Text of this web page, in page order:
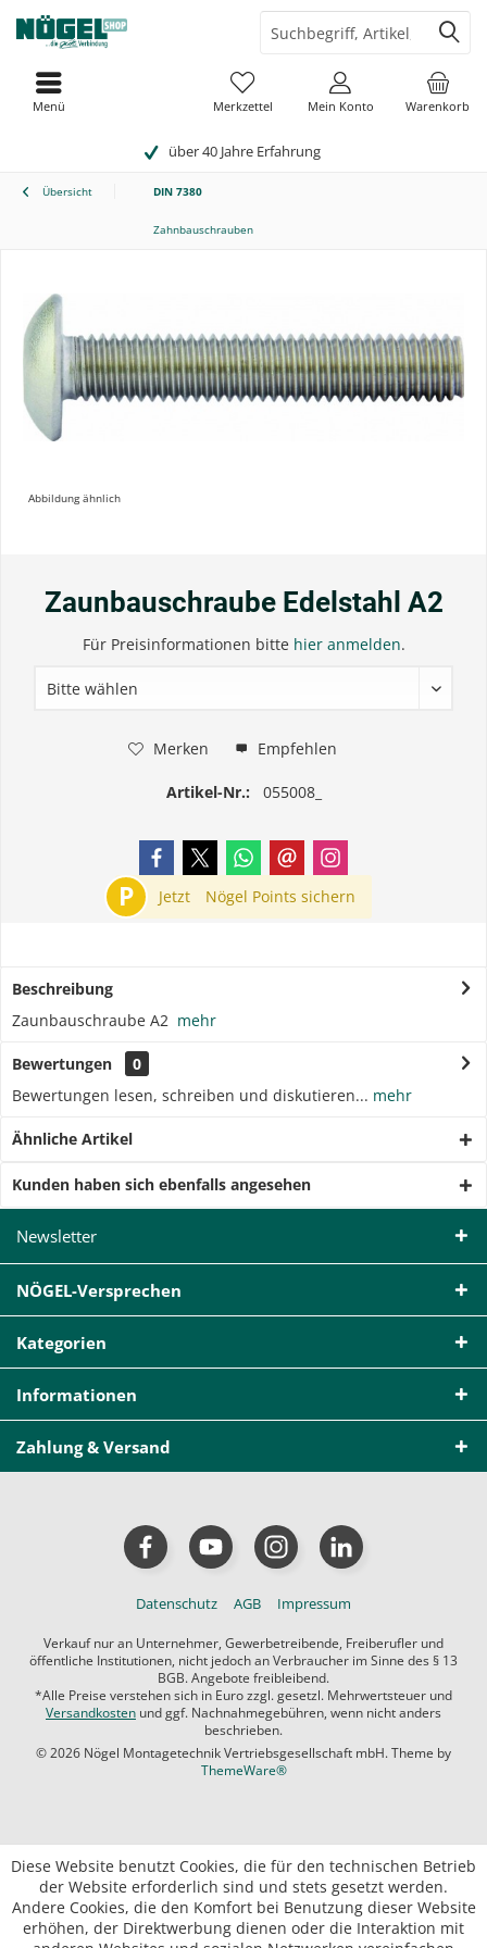
über 40 Jahre Erfahrung
Warenkorb
Merkzettel Mein Konto
Menü
Übersicht DIN 7380
Zahnbauschrauben
Abbildung ähnlich
Zaunbauschraube Edelstahl A2
Für Preisinformationen bitte hier anmelden.
Merken Empfehlen
Artikel-Nr.: 055008_
P Jetzt Nögel Points sichern
Beschreibung
Zaunbauschraube A2 mehr
Bewertungen
0
Bewertungen lesen, schreiben und diskutieren... mehr
Ähnliche Artikel
Kunden haben sich ebenfalls angesehen
Newsletter
NÖGEL-Versprechen
Kategorien
Informationen
Zahlung & Versand
Datenschutz AGB Impressum
Verkauf nur an Unternehmer, Gewerbetreibende, Freiberufler und
öffentliche Institutionen, nicht jedoch an Verbraucher im Sinne des § 13
BGB. Angebote freibleibend.
*Alle Preise verstehen sich in Euro zzgl. gesetzl. Mehrwertsteuer und
Versandkosten und ggf. Nachnahmegebühren, wenn nicht anders
beschrieben.
© 2026 Nögel Montagetechnik Vertriebsgesellschaft mbH. Theme by
ThemeWare®
Diese Website benutzt Cookies, die für den technischen Betrieb
der Website erforderlich sind und stets gesetzt werden.
Andere Cookies, die den Komfort bei Benutzung dieser Website
erhöhen, der Direktwerbung dienen oder die Interaktion mit